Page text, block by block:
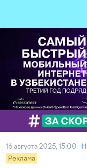
16 августа 2025, 15:00
Реклама